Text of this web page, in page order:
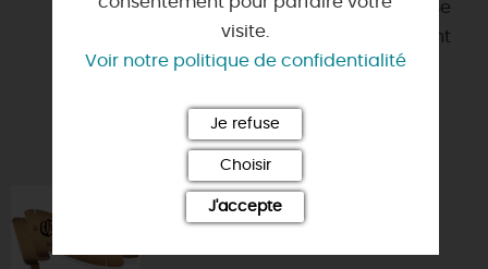
Sommelière & Caviste vous propose
des thématiques différentes suivant
les saisons et ses découverte...
LA CHASSE AU TRÉSORLÉANS
visite.
Voir notre politique de confidentialité
Je refuse
Choisir
J'accepte